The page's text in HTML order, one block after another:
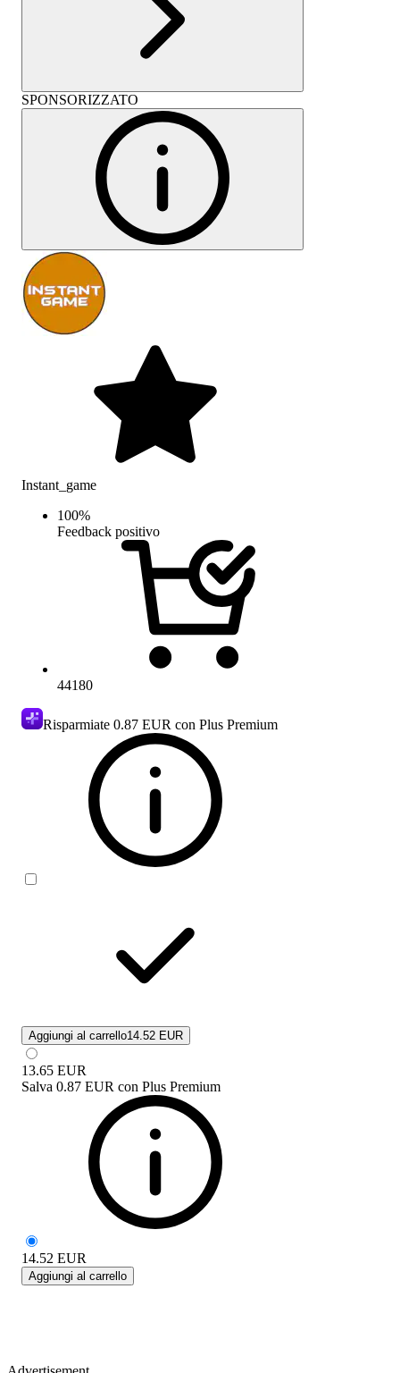
SPONSORIZZATO
Instant_game
100%
Feedback positivo
44180
Risparmiate 0.87 EUR con Plus Premium
Aggiungi al carrello14.52 EUR
13.65 EUR
Salva 0.87 EUR con Plus Premium
14.52 EUR
Aggiungi al carrello